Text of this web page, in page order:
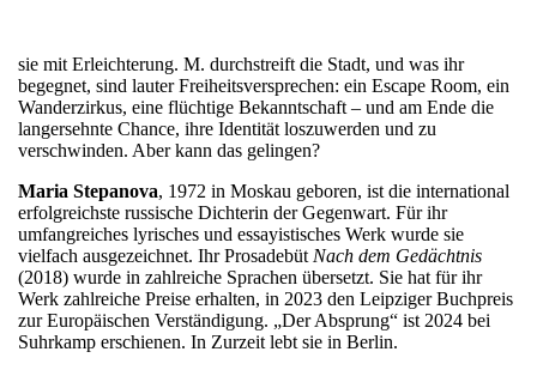
sie mit Erleichterung. M. durchstreift die Stadt, und was ihr
begegnet, sind lauter Freiheitsversprechen: ein Escape Room, ein
Wanderzirkus, eine flüchtige Bekanntschaft – und am Ende die
langersehnte Chance, ihre Identität loszuwerden und zu
verschwinden. Aber kann das gelingen?
Maria Stepanova, 1972 in Moskau geboren, ist die international
erfolgreichste russische Dichterin der Gegenwart. Für ihr
umfangreiches lyrisches und essayistisches Werk wurde sie
vielfach ausgezeichnet. Ihr Prosadebüt Nach dem Gedächtnis
(2018) wurde in zahlreiche Sprachen übersetzt. Sie hat für ihr
Werk zahlreiche Preise erhalten, in 2023 den Leipziger Buchpreis
zur Europäischen Verständigung. „Der Absprung“ ist 2024 bei
Suhrkamp erschienen. In Zurzeit lebt sie in Berlin.